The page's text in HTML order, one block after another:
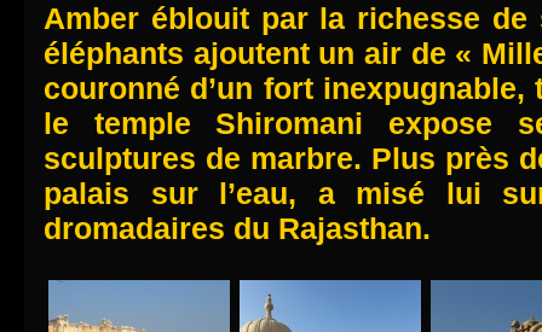
Amber éblouit par la richesse
éléphants ajoutent un air de «
couronné d’un fort inexpugnable,
le temple Shiromani expose
sculptures de marbre. Plus près
palais sur l’eau, a misé lui
dromadaires du Rajasthan.